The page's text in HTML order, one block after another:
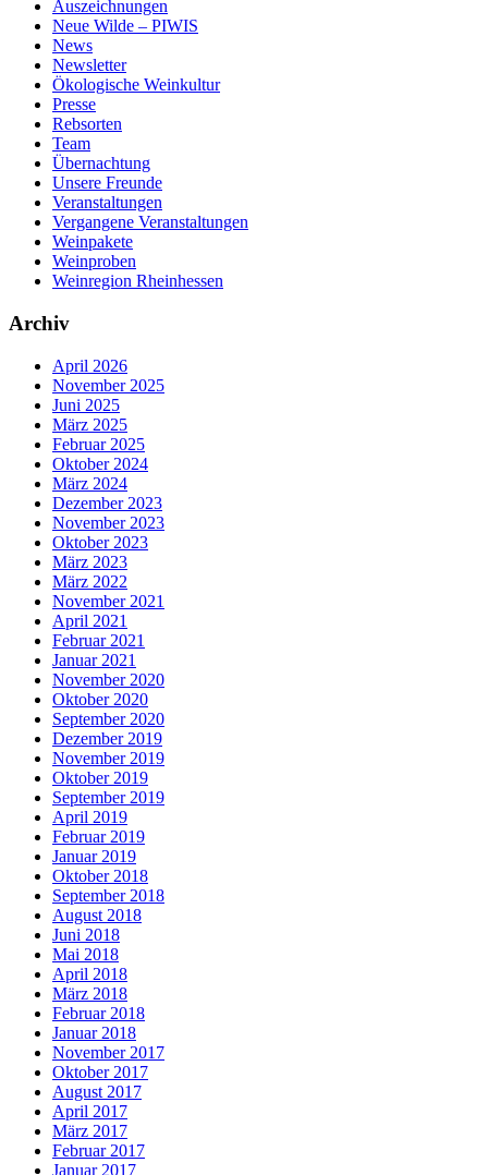
Auszeichnungen
Neue Wilde – PIWIS
News
Newsletter
Ökologische Weinkultur
Presse
Rebsorten
Team
Übernachtung
Unsere Freunde
Veranstaltungen
Vergangene Veranstaltungen
Weinpakete
Weinproben
Weinregion Rheinhessen
Archiv
April 2026
November 2025
Juni 2025
März 2025
Februar 2025
Oktober 2024
März 2024
Dezember 2023
November 2023
Oktober 2023
März 2023
März 2022
November 2021
April 2021
Februar 2021
Januar 2021
November 2020
Oktober 2020
September 2020
Dezember 2019
November 2019
Oktober 2019
September 2019
April 2019
Februar 2019
Januar 2019
Oktober 2018
September 2018
August 2018
Juni 2018
Mai 2018
April 2018
März 2018
Februar 2018
Januar 2018
November 2017
Oktober 2017
August 2017
April 2017
März 2017
Februar 2017
Januar 2017